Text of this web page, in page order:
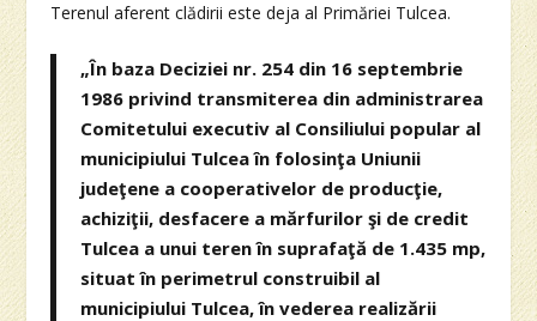
Terenul aferent clădirii este deja al Primăriei Tulcea.
„În baza Deciziei nr. 254 din 16 septembrie
1986 privind transmiterea din administrarea
Comitetului executiv al Consiliului popular al
municipiului Tulcea în folosinţa Uniunii
judeţene a cooperativelor de producţie,
achiziţii, desfacere a mărfurilor şi de credit
Tulcea a unui teren în suprafaţă de 1.435 mp,
situat în perimetrul construibil al
municipiului Tulcea, în vederea realizării